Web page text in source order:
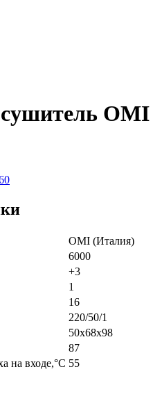
OMI
OMI (Италия)
6000
+3
1
16
220/50/1
50x68x98
87
на входе,°C 55